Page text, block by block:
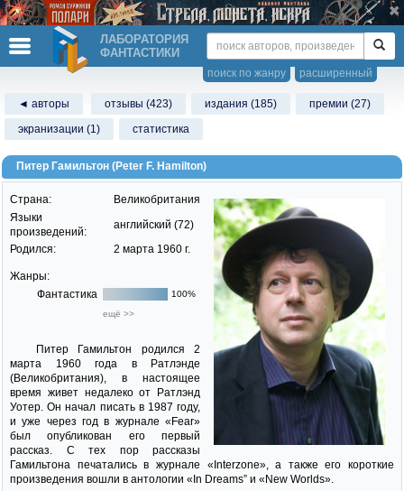
ЛАБОРАТОРИЯ
ФАНТАСТИКИ
расширенный
поиск по жанру
◄ авторы отзывы (423) издания (185)
премии (27)
экранизации (1)
статистика
Питер Гамильтон (Peter F. Hamilton)
Страна:
Великобритания
Языки
произведений:
английский (72)
Родился:
2 марта 1960 г.
Жанры:
Фантастика
100%
ещё >>
Питер Гамильтон родился 2
марта 1960 года в Ратлэнде
(Великобритания), в настоящее
время живет недалеко от Ратлэнд
Уотер. Он начал писать в 1987 году,
и уже через год в журнале «Fear»
был опубликован его первый
рассказ. С тех пор рассказы
Гамильтона печатались в журнале «Interzone», а также его короткие
произведения вошли в антологии «In Dreams” и «New Worlds».